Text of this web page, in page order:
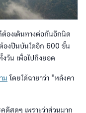
ต้องเดินทางต่อกันอีกนิด
องปีนบันไดอีก 600 ขั้น
งวัน เพื่อไปถึงยอด
ม โดยได้ฉายาว่า "หลังคา
ดีสุดๆ เพราะว่าส่วนมาก